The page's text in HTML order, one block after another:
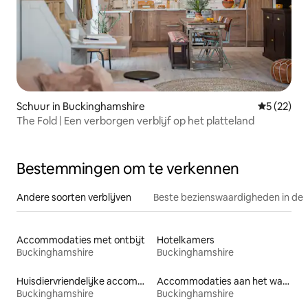
Schuur in Buckinghamshire
5 (22)
The Fold | Een verborgen verblijf op het platteland
Bestemmingen om te verkennen
Andere soorten verblijven Beste bezienswaardigheden in de
Accommodaties met ontbijt
Buckinghamshire
Hotelkamers
Buckinghamshire
Huisdiervriendelijke accommodaties
Buckinghamshire
Accommodaties aan het water
Buckinghamshire